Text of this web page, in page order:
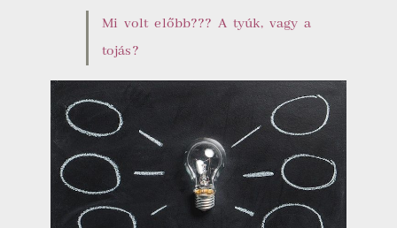
Mi volt előbb??? A tyúk, vagy a
tojás?